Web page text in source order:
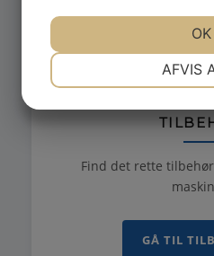
Find det rette
GÅ TIL
NØDVENDIGE
MARKETING
AFVIS
OK